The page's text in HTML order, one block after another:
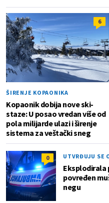
6
ŠIRENJE KOPAONIKA
Kopaonik dobija nove ski-
staze: U posao vredan više od
pola milijarde ulazi i širenje
sistema za veštački sneg
0 UTVRĐUJU SE
Eksplodirala
povređen
negu